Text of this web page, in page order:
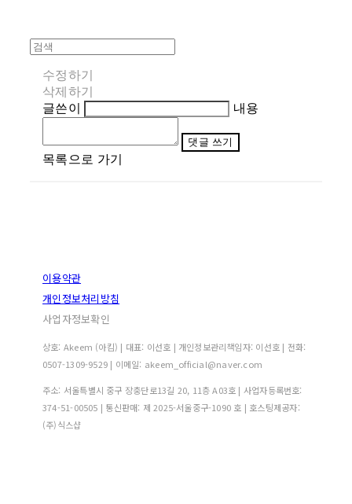
수정하기
삭제하기
글쓴이
내용
댓글 쓰기
목록으로 가기
이용약관
개인정보처리방침
사업자정보확인
상호: Akeem (아킴) | 대표: 이선호 | 개인정보관리책임자: 이선호 | 전화:
0507-1309-9529 | 이메일: akeem_official@naver.com
주소: 서울특별시 중구 장충단로13길 20, 11층 A03호 | 사업자등록번호:
374-51-00505 | 통신판매: 제 2025-서울중구-1090 호 | 호스팅제공자:
(주)식스샵